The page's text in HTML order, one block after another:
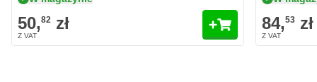
50,82 zł 84,53 zł